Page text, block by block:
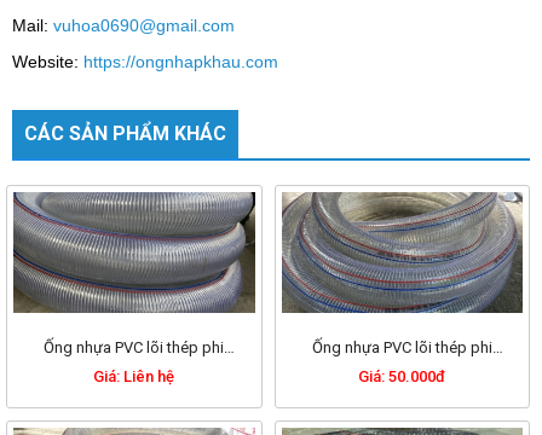
Mail: vuhoa0690@gmail.com
Website: https://ongnhapkhau.com
CÁC SẢN PHẨM KHÁC
Ống nhựa PVC lõi thép phi
127mm
Giá: Liên hệ
Ống nhựa PVC lõi thép phi
64mm
Giá: 50.000đ